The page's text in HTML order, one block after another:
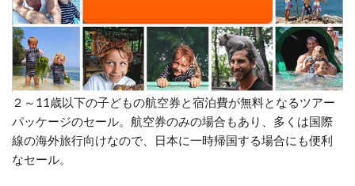
２～11歳以下の子どもの航空券と宿泊費が無料となるツアー
パッケージのセール。航空券のみの場合もあり、多くは国際
線の海外旅行向けなので、日本に一時帰国する場合にも便利
なセール。